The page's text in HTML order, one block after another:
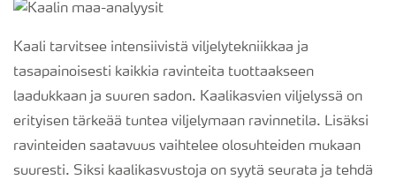
Kaali tarvitsee intensiivistä viljelytekniikkaa ja
tasapainoisesti kaikkia ravinteita tuottaakseen
laadukkaan ja suuren sadon. Kaalikasvien viljelyssä on
erityisen tärkeää tuntea viljelymaan ravinnetila. Lisäksi
ravinteiden saatavuus vaihtelee olosuhteiden mukaan
suuresti. Siksi kaalikasvustoja on syytä seurata ja tehdä